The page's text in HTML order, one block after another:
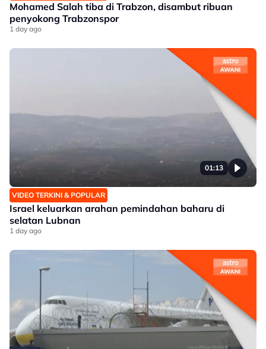
Mohamed Salah tiba di Trabzon, disambut ribuan
penyokong Trabzonspor
1 day ago
01:13
VIDEO TERKINI & POPULAR
Israel keluarkan arahan pemindahan baharu di
selatan Lubnan
1 day ago